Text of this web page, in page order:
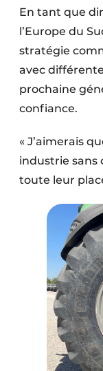
En tant que
l’Europe du
stratégie
avec
prochaine
confiance.
« J’aimerais
industrie sans
toute leur